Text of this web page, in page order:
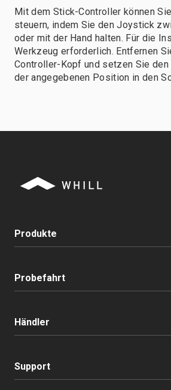
Mit dem Stick-Controller können
steuern, indem Sie den Joystick
oder mit der Hand halten. Für die
Werkzeug erforderlich. Entfernen
Controller-Kopf und setzen Sie
der angegebenen Position in den
Produkte
Probefahrt
Händler
Support